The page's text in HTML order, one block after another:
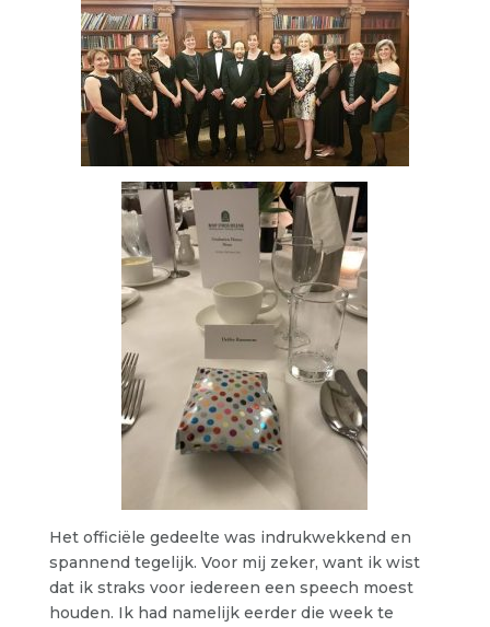
Het officiële gedeelte was indrukwekkend en
spannend tegelijk. Voor mij zeker, want ik wist
dat ik straks voor iedereen een speech moest
houden. Ik had namelijk eerder die week te